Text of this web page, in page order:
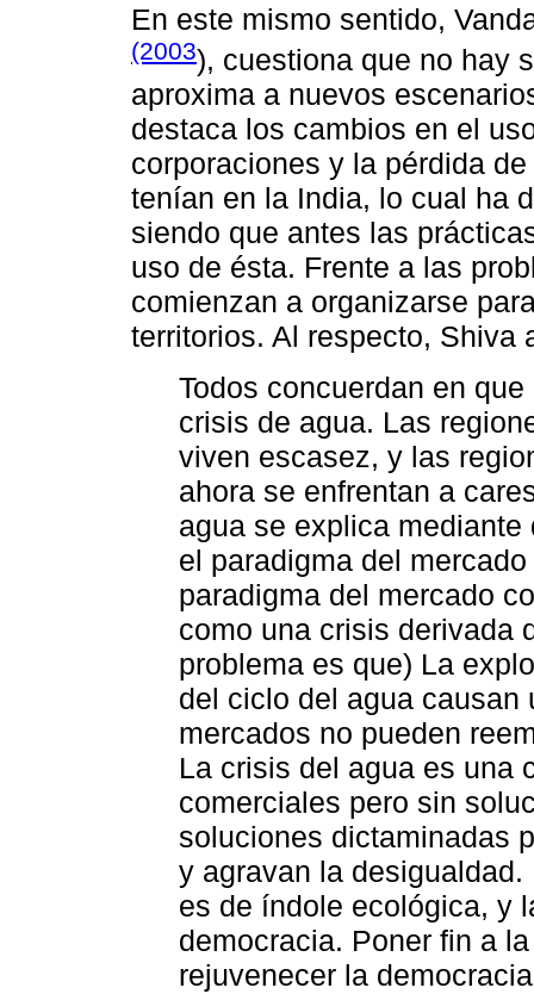
En este mismo sentido,
(2003), cuestiona que no hay
aproxima a nuevos
destaca los cambios en el
corporaciones y la pérdida
tenían en la India, lo cual ha
siendo que antes las
uso de ésta. Frente a las
comienzan a organizarse
territorios. Al respecto, Shiva
Todos concuerdan en
crisis de agua. Las
viven escasez, y las
ahora se enfrentan a
agua se explica
el paradigma del
paradigma del mercado
como una crisis derivada
problema es que) La
del ciclo del agua causan
mercados no pueden
La crisis del agua es una
comerciales pero sin
soluciones dictaminadas
y agravan la
es de índole ecológica, y
democracia. Poner fin a
rejuvenecer la